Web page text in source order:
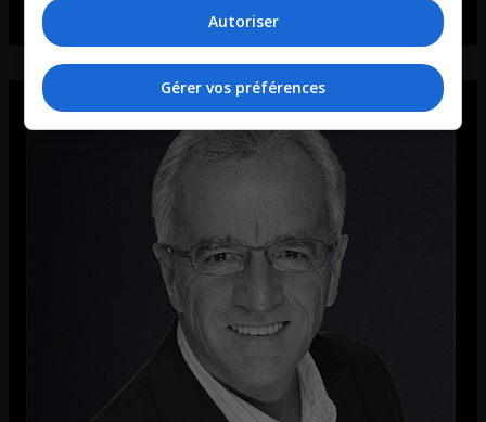
Autoriser
Gérer vos préférences